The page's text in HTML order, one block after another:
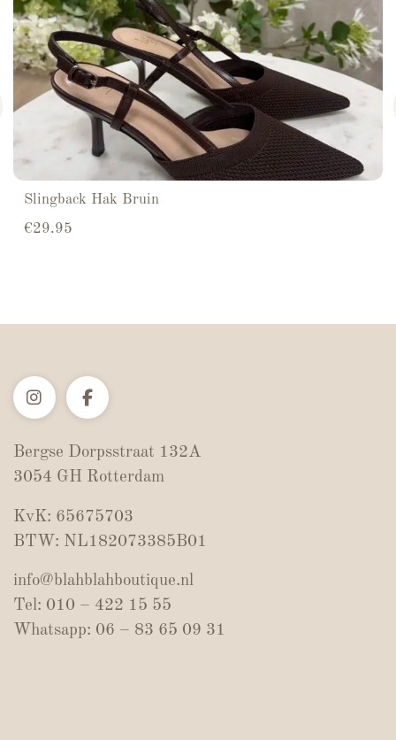
Slingback Hak Bruin
€29.95
Bergse Dorpsstraat 132A
3054 GH Rotterdam
KvK: 65675703
BTW: NL182073385B01
info@blahblahboutique.nl
Tel: 010 – 422 15 55
Whatsapp: 06 – 83 65 09 31